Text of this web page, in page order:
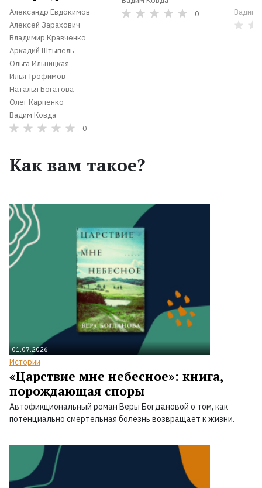
Александр Евдокимов
Алексей Зарахович
Владимир Кравченко
Аркадий Штыпель
Ольга Ильницкая
Илья Трофимов
Наталья Богатова
Олег Карпенко
Вадим Ковда
0
0
Вадим
Как вам такое?
01.07.2026
Истории
«Царствие мне небесное»: книга,
порождающая споры
Автофикциональный роман Веры Богдановой о том, как
потенциально смертельная болезнь возвращает к жизни.